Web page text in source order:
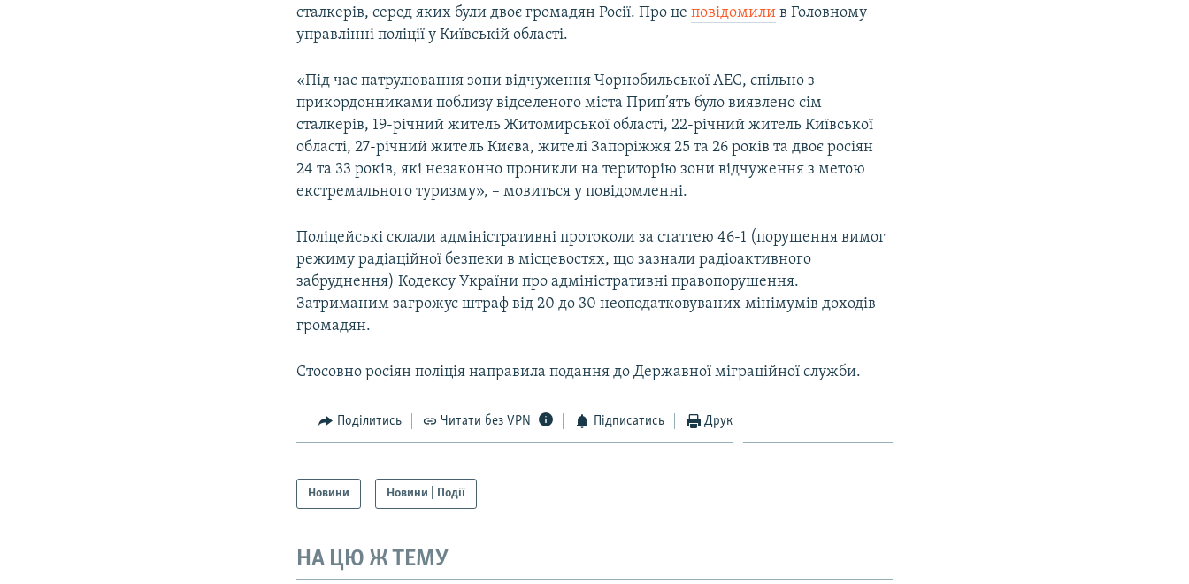
сталкерів, серед яких були двоє громадян Росії. Про цеповідомили в Головному
управлінні поліції у Київській області.
«Під час патрулювання зони відчуження Чорнобильської АЕС, спільно з
прикордонниками поблизу відселеного міста Прип’ять було виявлено сім
сталкерів, 19-річний житель Житомирської області, 22-річний житель Київської
області, 27-річний житель Києва, жителі Запоріжжя 25 та 26 років та двоє росіян
24 та 33 років, які незаконно проникли на територію зони відчуження з метою
екстремального туризму», – мовиться у повідомленні.
Поліцейські склали адміністративні протоколи за статтею 46-1 (порушення вимог
режиму радіаційної безпеки в місцевостях, що зазнали радіоактивного
забруднення) Кодексу України про адміністративні правопорушення.
Затриманим загрожує штраф від 20 до 30 неоподатковуваних мінімумів доходів
громадян.
Стосовно росіян поліція направила подання до Державної міграційної служби.
Поділитись Читати без VPN Підписатись Друк
Новини Новини | Події
НА ЦЮ Ж ТЕМУ